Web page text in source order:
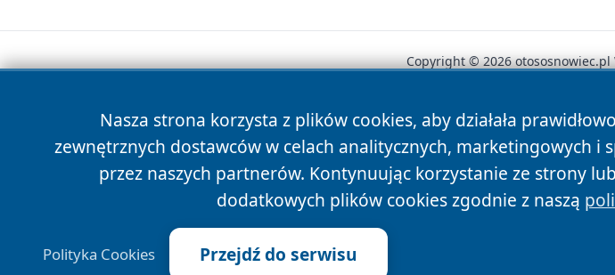
Nasza strona korzysta z plików cookies, aby działała
zewnętrznych dostawców w celach analitycznych, marketingowych
przez naszych partnerów. Kontynuując korzystanie ze strony
dodatkowych plików cookies zgodnie z naszą
Polityka Cookies Przejdź do serwisu
Copyright © 2026 otososnowiec.pl
News Autorzy Polityka